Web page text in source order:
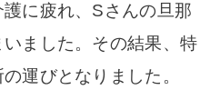
に疲れ、Sさんの旦那
ました。その結果、特
の運びとなりました。